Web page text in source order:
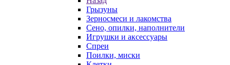
Грызуны
Зерносмеси и лакомства
Сено, опилки, наполнители
Игрушки и аксессуары
Спреи
Поилки, миски